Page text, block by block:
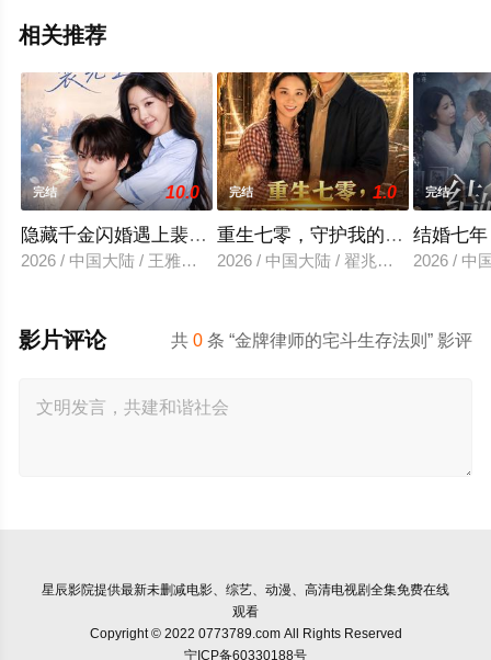
相关推荐
完结 10.0
隐藏千金闪婚遇上裴先生
2026 / 中国大陆 / 王雅清＆朱城玮
完结 1.0
重生七零，守护我的小心肝妻子
2026 / 中国大陆 / 翟兆星＆宋宇欣
完结
结婚七
2026 / 中
共0 条 “金牌律师的宅斗生存法则” 影评
影片评论
星辰影院提供最新未删减电影、综艺、动漫、高清电视剧全集免费在线
观看
Copyright © 2022 0773789.com All Rights Reserved
宁ICP备60330188号